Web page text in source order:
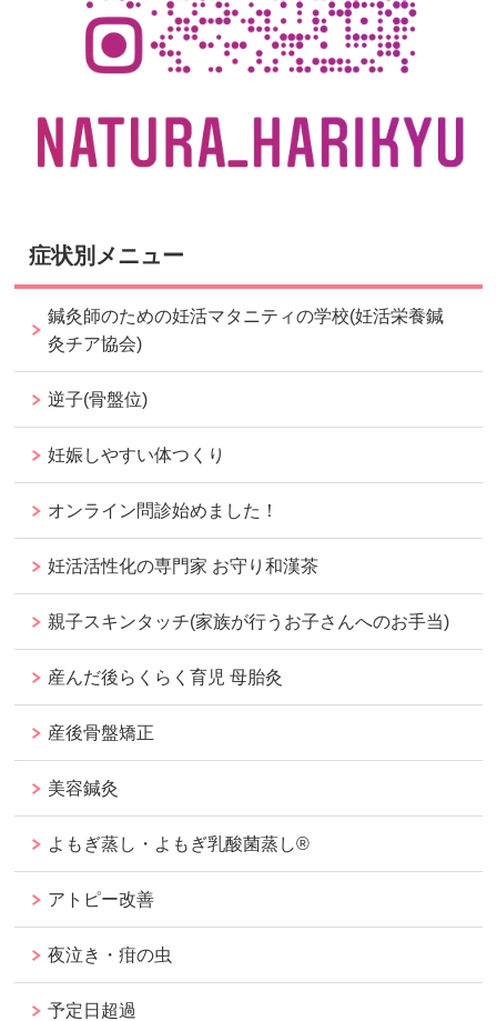
症状別メニュー
鍼灸師のための妊活マタニティの学校(妊活栄養鍼
灸チア協会)
逆子(骨盤位)
妊娠しやすい体つくり
オンライン問診始めました！
妊活活性化の専門家 お守り和漢茶
親子スキンタッチ(家族が行うお子さんへのお手当)
産んだ後らくらく育児 母胎灸
産後骨盤矯正
美容鍼灸
よもぎ蒸し・よもぎ乳酸菌蒸し®︎
アトピー改善
夜泣き・疳の虫
予定日超過